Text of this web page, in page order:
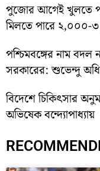
পুজোর আগেই খুলতে
মিলতে পারে ২,০০০-
পশ্চিমবঙ্গের নাম বদল
সরকারের: শুভেন্দু
বিদেশে চিকিৎসার
অভিষেক বন্দ্যোপাধ্যায়